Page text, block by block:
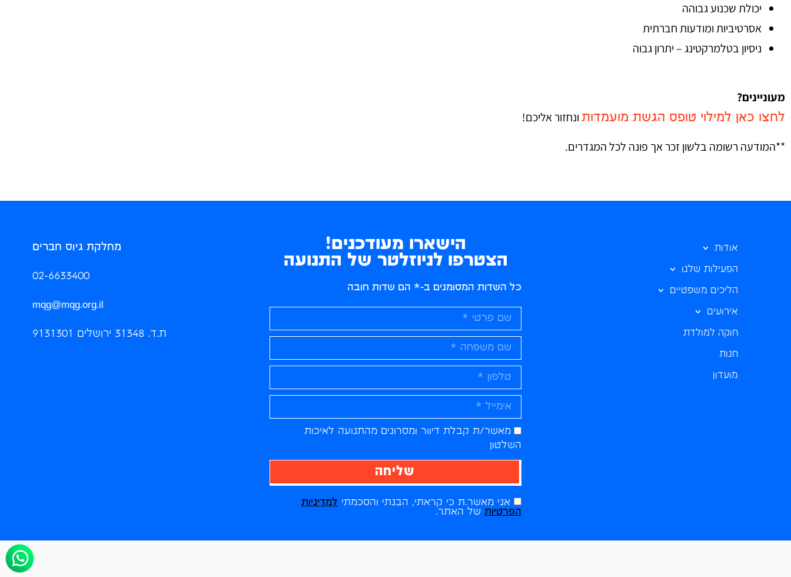
יכולת שכנוע גבוהה
אסרטיביות ומודעות חברתית
ניסיון בטלמרקטינג – יתרון גבוה
מעוניינים?
לחצו כאן למילוי טופס הגשת מועמדותונחזור אליכם!
**המודעה רשומה בלשון זכר אך פונה לכל המגדרים.
אודות
הפעילות שלנו
הליכים משפטיים
אירועים
חוקה למולדת
חנות
מועדון
הישארו מעודכנים!
הצטרפו לניוזלטר של התנועה
כל השדות המסומנים ב-* הם שדות חובה
מאשר/ת קבלת דיוור ומסרונים מהתנועה לאיכות
השלטון
אני מאשר.ת כי קראתי, הבנתי והסכמתי למדיניות
הפרטיותשל האתר.
שליחה
מחלקת גיוס חברים
02-6633400
mqg@mqg.org.il
ת.ד. 31348 ירושלים 9131301